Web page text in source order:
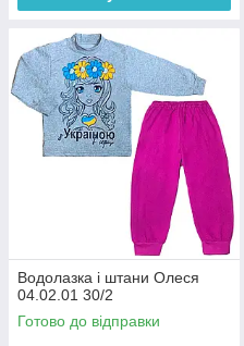
Легкі дитячі
виготовляються з
добре
дитини дихає, а
комфортно навіть
Водолазка і штани Олеся
04.02.01 30/2
Готово до відправки